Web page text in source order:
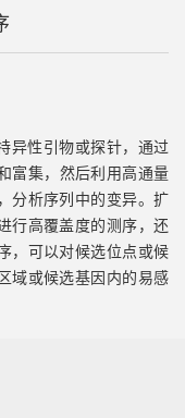
异性引物或探针，通过
富集，然后利用高通量
分析序列中的变异。扩
行高覆盖度的测序，还
，可以对候选位点或候
域或候选基因内的易感